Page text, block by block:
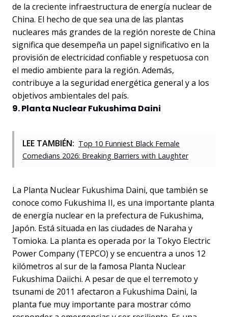
de la creciente infraestructura de energía nuclear de
China. El hecho de que sea una de las plantas
nucleares más grandes de la región noreste de China
significa que desempeña un papel significativo en la
provisión de electricidad confiable y respetuosa con
el medio ambiente para la región. Además,
contribuye a la seguridad energética general y a los
objetivos ambientales del país.
9. Planta Nuclear Fukushima Daini
LEE TAMBIÉN: Top 10 Funniest Black Female
Comedians 2026: Breaking Barriers with Laughter
La Planta Nuclear Fukushima Daini, que también se
conoce como Fukushima II, es una importante planta
de energía nuclear en la prefectura de Fukushima,
Japón. Está situada en las ciudades de Naraha y
Tomioka. La planta es operada por la Tokyo Electric
Power Company (TEPCO) y se encuentra a unos 12
kilómetros al sur de la famosa Planta Nuclear
Fukushima Daiichi. A pesar de que el terremoto y
tsunami de 2011 afectaron a Fukushima Daini, la
planta fue muy importante para mostrar cómo